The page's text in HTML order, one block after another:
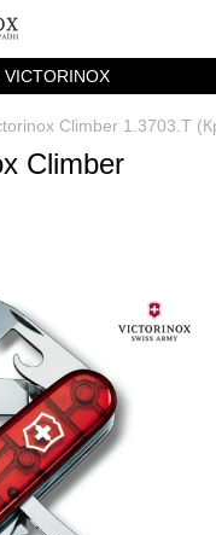
Climber 1.3703.T
Climber